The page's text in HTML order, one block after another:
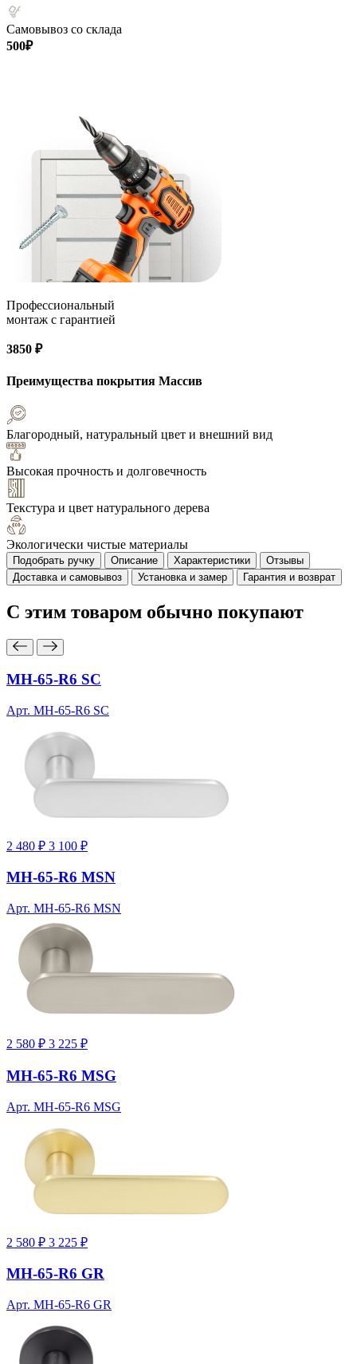
Самовывоз со склада
500₽
Профессиональный
монтаж с гарантией
3850 ₽
Преимущества покрытия Массив
Благородный, натуральный цвет и внешний вид
Высокая прочность и долговечность
Текстура и цвет натурального дерева
Экологически чистые материалы
Подобрать ручку Описание Характеристики
Отзывы
Доставка и самовывоз
Установка и замер Гарантия и возврат
С этим товаром обычно покупают
MH-65-R6 SC
Арт. MH-65-R6 SC
2 480 ₽ 3 100 ₽
MH-65-R6 MSN
Арт. MH-65-R6 MSN
2 580 ₽ 3 225 ₽
MH-65-R6 MSG
Арт. MH-65-R6 MSG
2 580 ₽ 3 225 ₽
MH-65-R6 GR
Арт. MH-65-R6 GR